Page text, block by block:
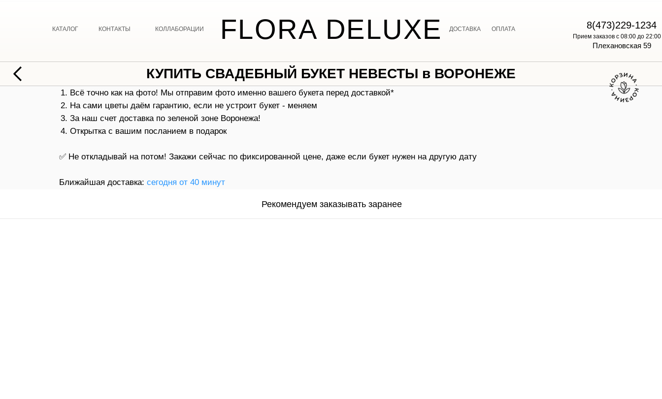
FLORA DELUXE
КАТАЛОГ КОНТАКТЫ КОЛЛАБОРАЦИИ ДОСТАВКА ОПЛАТА 8(473)229-1234
Плехановская 59
Прием заказов с 08:00 до 22:00
КУПИТЬ СВАДЕБНЫЙ БУКЕТ НЕВЕСТЫ в ВОРОНЕЖЕ
Всё точно как на фото! Мы отправим фото именно вашего букета перед доставкой*
На сами цветы даём гарантию, если не устроит букет - меняем
За наш счет доставка по зеленой зоне Воронежа!
Открытка с вашим посланием в подарок
✅ Не откладывай на потом! Закажи сейчас по фиксированной цене, даже если букет нужен на другую дату
Ближайшая доставка: сегодня от 40 минут
Рекомендуем заказывать заранее